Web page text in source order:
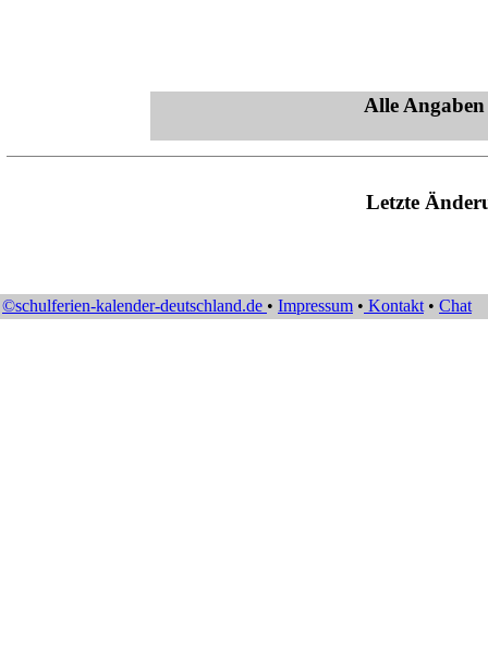
Alle
Letzte
©schulferien-kalender-deutschland.de • Impressum • Kontakt • Chat